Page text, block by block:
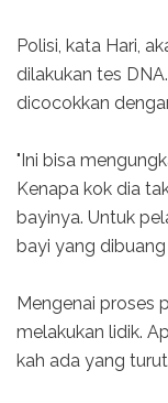
Polisi, kata Hari,
dilakukan tes
dicocokkan
"Ini bisa
Kenapa kok dia
bayinya. Untuk
bayi yang dibuang
Mengenai proses
melakukan lidik.
kah ada yang